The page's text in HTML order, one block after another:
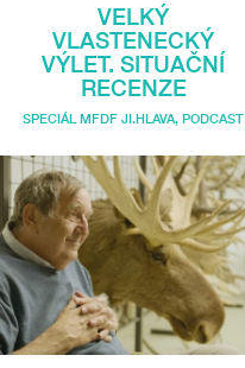
VELKÝ
VLASTENECKÝ
VÝLET. SITUAČNÍ
RECENZE
SPECIÁL MFDF JI.HLAVA, PODCAST